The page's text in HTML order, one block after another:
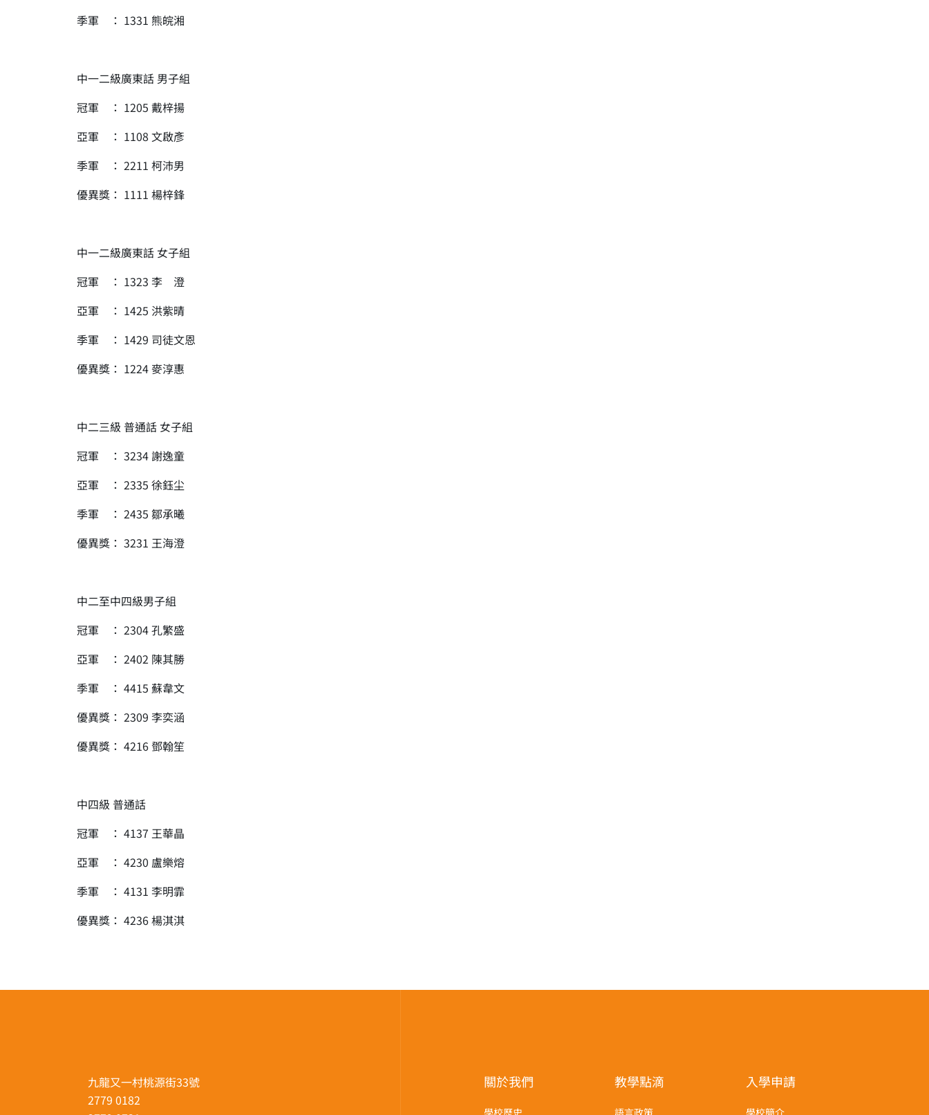
季軍 ： 1331 熊皖湘
中一二級廣東話 男子組
冠軍 ： 1205 戴梓揚
亞軍 ： 1108 文啟彥
季軍 ： 2211 柯沛男
優異獎： 1111 楊梓鋒
中一二級廣東話 女子組
冠軍 ： 1323 李 澄
亞軍 ： 1425 洪紫晴
季軍 ： 1429 司徒文恩
優異獎： 1224 麥淳惠
中二三級 普通話 女子組
冠軍 ： 3234 謝逸童
亞軍 ： 2335 徐鈺尘
季軍 ： 2435 鄒承曦
優異獎： 3231 王海澄
中二至中四級男子組
冠軍 ： 2304 孔繁盛
亞軍 ： 2402 陳其勝
季軍 ： 4415 蘇韋文
優異獎： 2309 李奕涵
優異獎： 4216 鄧翰笙
中四級 普通話
冠軍 ： 4137 王華晶
亞軍 ： 4230 盧樂熔
季軍 ： 4131 李明霏
優異獎： 4236 楊淇淇
九龍又一村桃源街33號
2779 0182
關於我們 教學點滴 入學申請